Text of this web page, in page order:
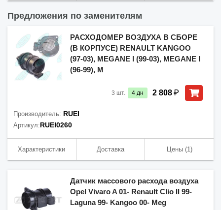
Предложения по заменителям
РАСХОДОМЕР ВОЗДУХА В СБОРЕ
(В КОРПУСЕ) RENAULT KANGOO
(97-03), MEGANE I (99-03), MEGANE I
(96-99), M
3 шт. 4 дн 2 808₽
Производитель: RUEI
Артикул:RUEI0260
Характеристики Доставка Цены(1)
Датчик массового расхода воздуха
Opel Vivaro A 01- Renault Clio II 99-
Laguna 99- Kangoo 00- Meg